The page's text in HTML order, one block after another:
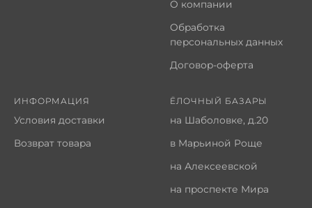
О компании
Обработка
персональных данных
Договор-оферта
ИНФОРМАЦИЯ
Условия доставки
Возврат товара
ЁЛОЧНЫЙ БАЗАРЫ
на Шаболовке, д.20
в Марьиной Роще
на Алексеевской
на проспекте Мира